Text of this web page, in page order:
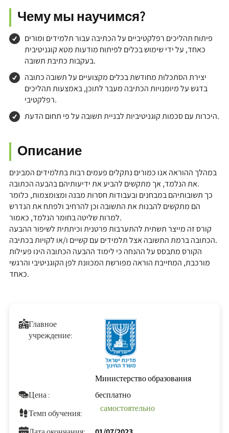
Чему мы научимся?
פיתוח תהליכים רפלקטיביים על הכתיבה עבור תלמידים ומורים
כאחד, על ידי שימוש בכלים לפיתוח מודעות מטא קוגניטיבית
בעקבות כתיבת תשובה.
יצירת הסתכלות מחודשת בכלים מקצועיים על תשובה כתובה
בדגש על מיומנויות הכתיבה מעבר לתוכן, באמצעות תהליכים
רפלקטיבי.
היכרות עם סכמות קוגניטיביות לבניית תשובה על פי תחום הדעת.
Описание
במהלך ההוראה אנו כמורים נתקלים פעמים רבות בתלמידים המבינים
את הנלמד, אך מתקשים להביע את ידיעותיהם בהבעה הכתובה.
כך תשובותיהם במבחנים ובעבודות חסרות מבנה ומצומצמות, כלומר
הם מתקשים להבנות את התשובה וכן להרחיב ולפתח את הנדרש
למרות שליטה בחומר הנלמד, כאמור.
קורס זה מייצר תשתית להתערבות פרטנית וכיתתית לשיפור ההבעה
הכתובה ברמת התשובה אצל תלמידים עם קשיים ו/או לקויות בכתיבה.
הקורס מתבסס על ההנחה כי לימוד ההבעה הכתובה הינו פעילות
מורכבת, המחייבת הוראה מפורשת המכוונת לפן הקוגניטיבי והרגשי
כאחד.
Главное
учреждение:
Министерство образования
Цена :
бесплатно
Темп обучения:
самостоятельно